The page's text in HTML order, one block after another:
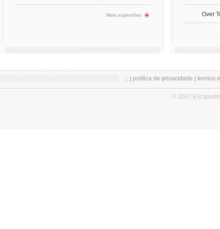
Mais sugestões Over
.:: | política de privacidade termos
© 2007